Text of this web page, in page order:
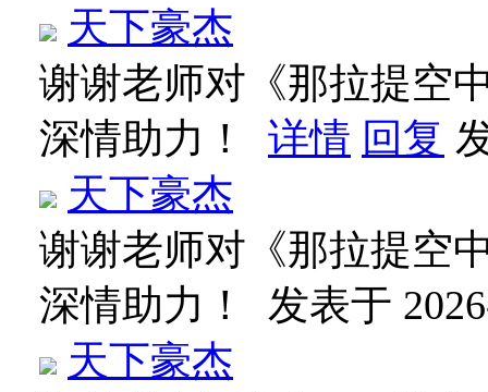
天下豪杰
谢谢老师对《那拉提空
深情助力！ 详情 回复
天下豪杰
谢谢老师对《那拉提空
深情助力！ 发表于
天下豪杰